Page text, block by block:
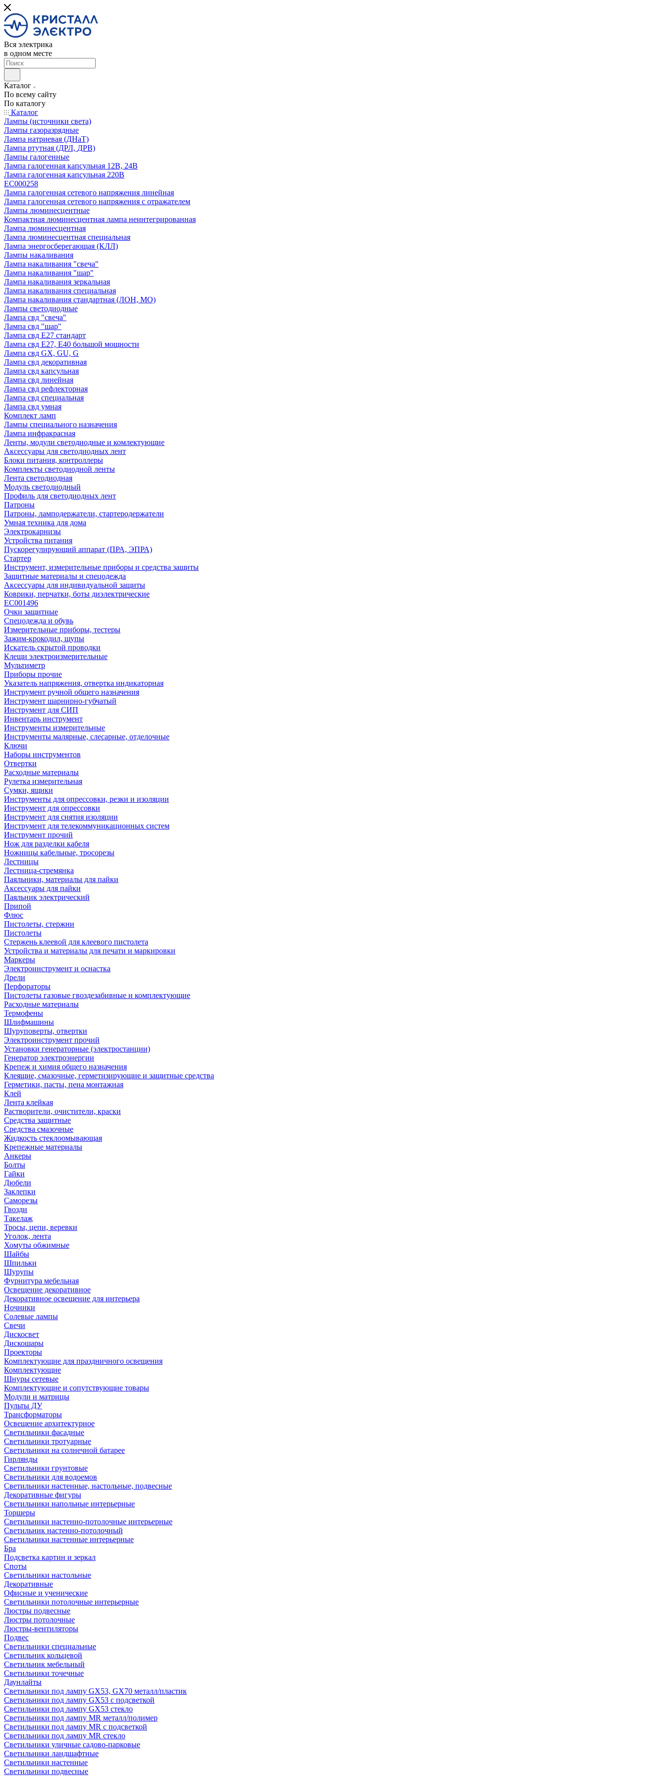
Вся электрика
в одном месте
Каталог
По всему сайту
По каталогу
Каталог
Лампы (источники света)
Лампы газоразрядные
Лампа натриевая (ДНаТ)
Лампа ртутная (ДРЛ, ДРВ)
Лампы галогенные
Лампа галогенная капсульная 12В, 24В
Лампа галогенная капсульная 220В
EC000258
Лампа галогенная сетевого напряжения линейная
Лампа галогенная сетевого напряжения с отражателем
Лампы люминесцентные
Компактная люминесцентная лампа неинтегрированная
Лампа люминесцентная
Лампа люминесцентная специальная
Лампа энергосберегающая (КЛЛ)
Лампы накаливания
Лампа накаливания "свеча"
Лампа накаливания "шар"
Лампа накаливания зеркальная
Лампа накаливания специальная
Лампа накаливания стандартная (ЛОН, МО)
Лампы светодиодные
Лампа свд "свеча"
Лампа свд "шар"
Лампа свд E27 стандарт
Лампа свд E27, Е40 большой мощности
Лампа свд GX, GU, G
Лампа свд декоративная
Лампа свд капсульная
Лампа свд линейная
Лампа свд рефлекторная
Лампа свд специальная
Лампа свд умная
Комплект ламп
Лампы специального назначения
Лампа инфракрасная
Ленты, модули светодиодные и комлектующие
Аксессуары для светодиодных лент
Блоки питания, контроллеры
Комплекты светодиодной ленты
Лента светодиодная
Модуль светодиодный
Профиль для светодиодных лент
Патроны
Патроны, ламподержатели, стартеродержатели
Умная техника для дома
Электрокарнизы
Устройства питания
Пускорегулирующий аппарат (ПРА, ЭПРА)
Стартер
Инструмент, измерительные приборы и средства защиты
Защитные материалы и спецодежда
Аксессуары для индивидуальной защиты
Коврики, перчатки, боты диэлектрические
EC001496
Очки защитные
Спецодежда и обувь
Измерительные приборы, тестеры
Зажим-крокодил, щупы
Искатель скрытой проводки
Клещи электроизмерительные
Мультиметр
Приборы прочие
Указатель напряжения, отвертка индикаторная
Инструмент ручной общего назначения
Инструмент шарнирно-губчатый
Инструмент для СИП
Инвентарь инструмент
Инструменты измерительные
Инструменты малярные, слесарные, отделочные
Ключи
Наборы инструментов
Отвертки
Расходные материалы
Рулетка измерительная
Сумки, ящики
Инструменты для опрессовки, резки и изоляции
Инструмент для опрессовки
Инструмент для снятия изоляции
Инструмент для телекоммуникационных систем
Инструмент прочий
Нож для разделки кабеля
Ножницы кабельные, тросорезы
Лестницы
Лестница-стремянка
Паяльники, материалы для пайки
Аксессуары для пайки
Паяльник электрический
Припой
Флюс
Пистолеты, стержни
Пистолеты
Стержень клеевой для клеевого пистолета
Устройства и материалы для печати и маркировки
Маркеры
Электроинструмент и оснастка
Дрели
Перфораторы
Пистолеты газовые гвоздезабивные и комплектующие
Расходные материалы
Термофены
Шлифмашины
Шуруповерты, отвертки
Электроинструмент прочий
Установки генераторные (электростанции)
Генератор электроэнергии
Крепеж и химия общего назначения
Клеящие, смазочные, герметизирующие и защитные средства
Герметики, пасты, пена монтажная
Клей
Лента клейкая
Растворители, очистители, краски
Средства защитные
Средства смазочные
Жидкость стеклоомывающая
Крепежные материалы
Анкеры
Болты
Гайки
Дюбели
Заклепки
Саморезы
Гвозди
Такелаж
Тросы, цепи, веревки
Уголок, лента
Хомуты обжимные
Шайбы
Шпильки
Шурупы
Фурнитура мебельная
Освещение декоративное
Декоративное освещение для интерьера
Ночники
Солевые лампы
Свечи
Дискосвет
Дискошары
Проекторы
Комплектующие для праздничного освещения
Комплектующие
Шнуры сетевые
Комплектующие и сопутствующие товары
Модули и матрицы
Пульты ДУ
Трансформаторы
Освещение архитектурное
Светильники фасадные
Светильники тротуарные
Светильники на солнечной батарее
Гирлянды
Светильники грунтовые
Светильники для водоемов
Светильники настенные, настольные, подвесные
Декоративные фигуры
Светильники напольные интерьерные
Торшеры
Светильники настенно-потолочные интерьерные
Светильник настенно-потолочный
Светильники настенные интерьерные
Бра
Подсветка картин и зеркал
Споты
Светильники настольные
Декоративные
Офисные и ученические
Светильники потолочные интерьерные
Люстры подвесные
Люстры потолочные
Люстры-вентиляторы
Подвес
Светильники специальные
Светильник кольцевой
Светильник мебельный
Светильники точечные
Даунлайты
Светильники под лампу GX53, GX70 металл/пластик
Светильники под лампу GX53 с подсветкой
Светильники под лампу GX53 стекло
Светильники под лампу MR металл/полимер
Светильники под лампу MR с подсветкой
Светильники под лампу MR стекло
Светильники уличные садово-парковые
Светильники ландшафтные
Светильники настенные
Светильники подвесные